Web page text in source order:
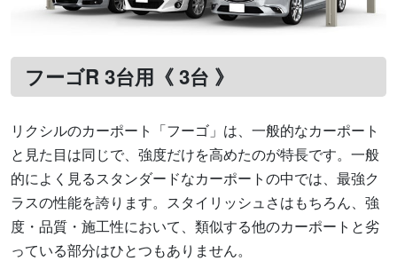
フーゴR 3台用《 3台 》
リクシルのカーポート「フーゴ」は、一般的なカーポート
と見た目は同じで、強度だけを高めたのが特長です。一般
的によく見るスタンダードなカーポートの中では、最強ク
ラスの性能を誇ります。スタイリッシュさはもちろん、強
度・品質・施工性において、類似する他のカーポートと劣
っている部分はひとつもありません。